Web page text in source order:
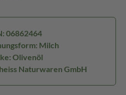
06862464
Milch
Olivenöl
Naturwaren GmbH